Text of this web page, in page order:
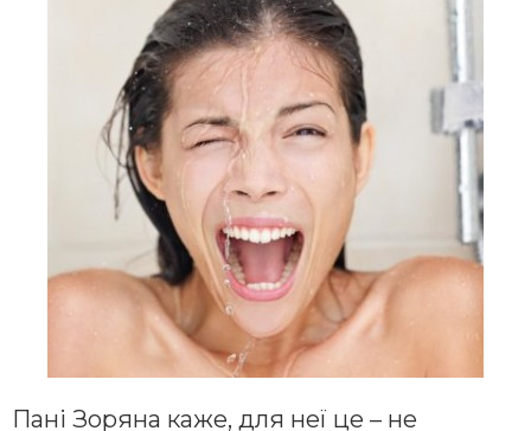
Пані Зоряна каже, для неї це – не